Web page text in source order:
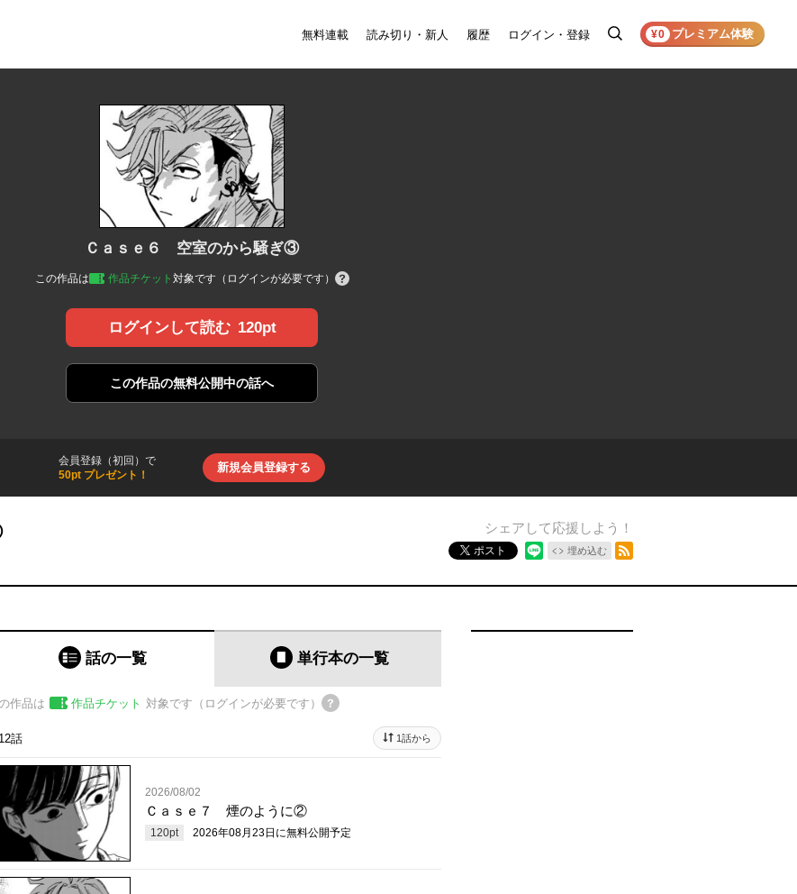
無料連載 読み切り・新人 履歴 ログイン・登録
検
¥0 プレミアム体験
Ｃａｓｅ６ 空室のから騒ぎ③
この作品は 作品チケット 対象です（ログインが必要です）
ログインして読む 120pt
この作品の無料公開中の話へ
会員登録（初回）で
50pt プレゼント！
新規会員登録する
シェアして応援しよう！
ポスト 埋め込む
話の一覧 単行本の一覧
作品は 作品チケット 対象です（ログインが必要です）
話 1話から
2026/08/02
Ｃａｓｅ７ 煙のように②
120pt 2026年08月23日 に無料公開予定